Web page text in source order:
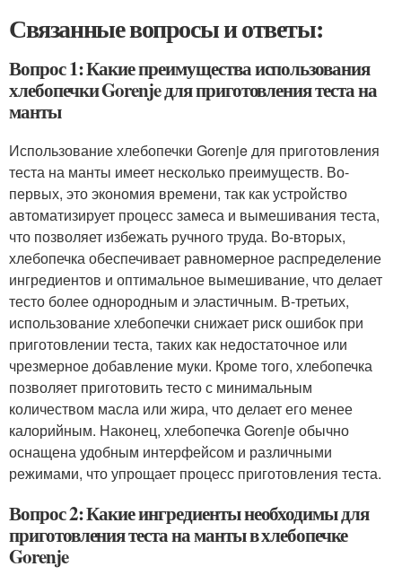
Связанные вопросы и ответы:
Вопрос 1: Какие преимущества использования
хлебопечки Gorenje для приготовления теста на
манты
Использование хлебопечки Gorenje для приготовления
теста на манты имеет несколько преимуществ. Во-
первых, это экономия времени, так как устройство
автоматизирует процесс замеса и вымешивания теста,
что позволяет избежать ручного труда. Во-вторых,
хлебопечка обеспечивает равномерное распределение
ингредиентов и оптимальное вымешивание, что делает
тесто более однородным и эластичным. В-третьих,
использование хлебопечки снижает риск ошибок при
приготовлении теста, таких как недостаточное или
чрезмерное добавление муки. Кроме того, хлебопечка
позволяет приготовить тесто с минимальным
количеством масла или жира, что делает его менее
калорийным. Наконец, хлебопечка Gorenje обычно
оснащена удобным интерфейсом и различными
режимами, что упрощает процесс приготовления теста.
Вопрос 2: Какие ингредиенты необходимы для
приготовления теста на манты в хлебопечке
Gorenje